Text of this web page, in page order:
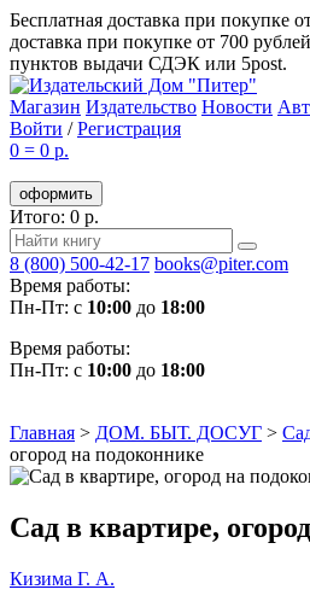
Бесплатная доставка при покупке
доставка при покупке от 700
пунктов выдачи СДЭК или 5post.
Магазин Издательство Новости
Войти /Регистрация
0 = 0 р.
оформить
Итого: 0 р.
8 (800) 500-42-17 books@piter.com
Время работы:
Пн-Пт: с 10:00 до 18:00
Время работы:
Пн-Пт: с 10:00 до 18:00
Главная > ДОМ. БЫТ. ДОСУГ >
огород на подоконнике
Сад в квартире,
Кизима Г. А.